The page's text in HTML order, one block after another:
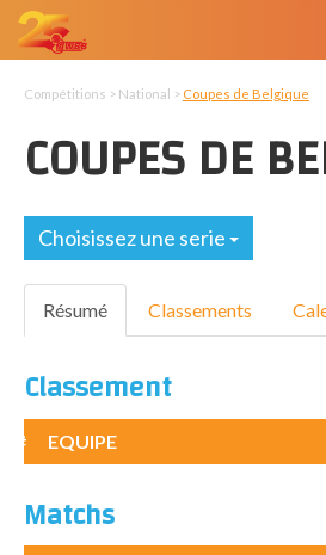
Compétitions > National > Coupes de Belgique
COUPES DE
Choisissez une serie
Résumé Classements
Classement
# EQUIPE
Matchs